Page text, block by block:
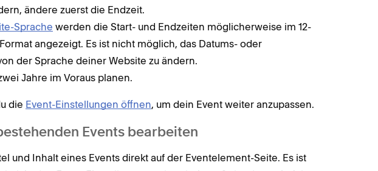
ändere zuerst die Endzeit.
Sprache werden die Start- und Endzeiten möglicherweise im 12-
angezeigt. Es ist nicht möglich, das Datums- oder
der Sprache deiner Website zu ändern.
Jahre im Voraus planen.
die Event-Einstellungen öffnen, um dein Event weiter anzupassen.
Events bearbeiten
und Inhalt eines Events direkt auf der Eventelement-Seite. Es ist